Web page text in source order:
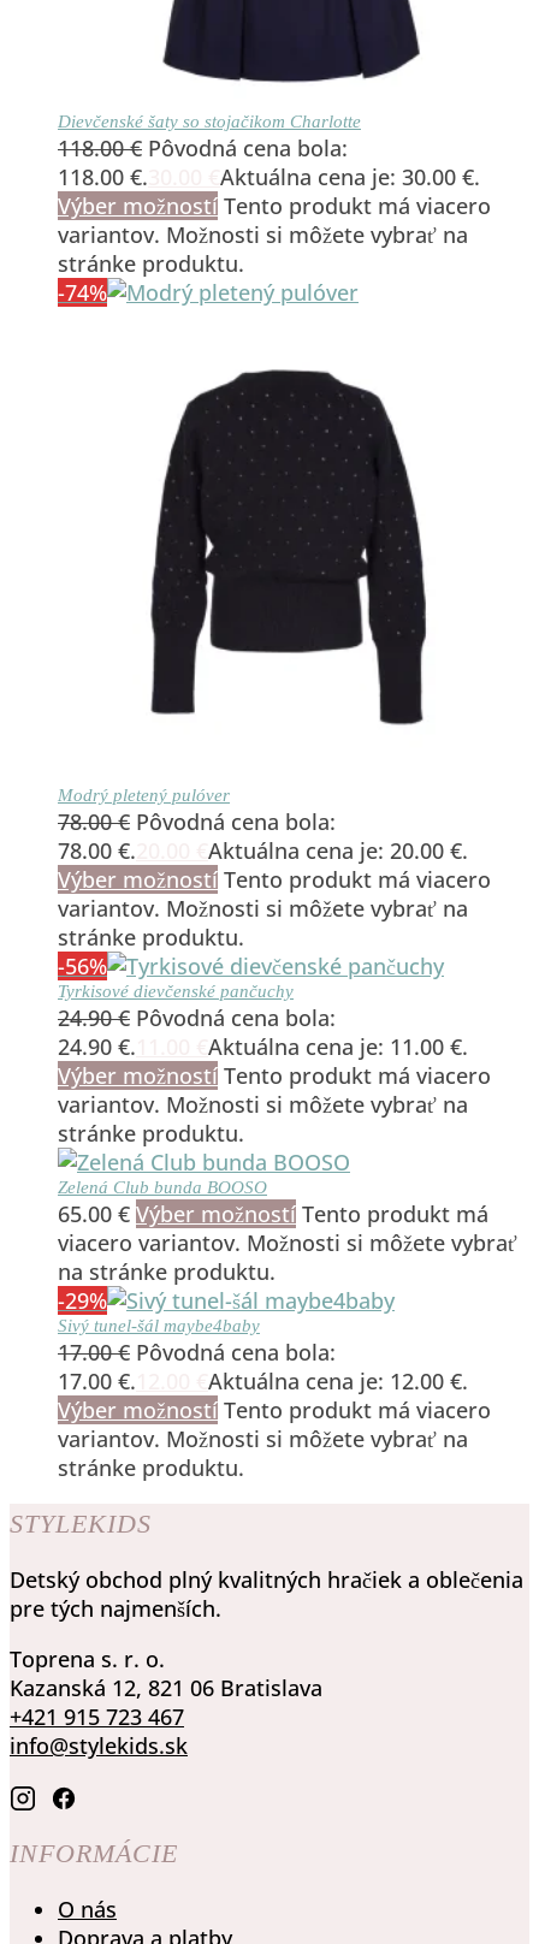
Dievčenské šaty so stojačikom Charlotte
118.00€ Pôvodná cena bola:
118.00 €.
Aktuálna cena je: 30.00 €.
Výber možností Tento produkt má viacero
variantov. Možnosti si môžete vybrať na
stránke produktu.
-74%
Modrý pletený pulóver
78.00€ Pôvodná cena bola:
78.00 €.
Aktuálna cena je: 20.00 €.
Výber možností Tento produkt má viacero
variantov. Možnosti si môžete vybrať na
stránke produktu.
-56%
Tyrkisové dievčenské pančuchy
24.90€ Pôvodná cena bola:
24.90 €.
Aktuálna cena je: 11.00 €.
Výber možností Tento produkt má viacero
variantov. Možnosti si môžete vybrať na
stránke produktu.
Zelená Club bunda BOOSO
65.00 € Výber možností Tento produkt má
viacero variantov. Možnosti si môžete vybrať
na stránke produktu.
-29%
Sivý tunel-šál maybe4baby
17.00€ Pôvodná cena bola:
17.00 €.
Aktuálna cena je: 12.00 €.
Výber možností Tento produkt má viacero
variantov. Možnosti si môžete vybrať na
stránke produktu.
STYLEKIDS
Detský obchod plný kvalitných hračiek a oblečenia
pre tých najmenších.
Toprena s. r. o.
Kazanská 12, 821 06 Bratislava
+421 915 723 467
info@stylekids.sk
INFORMÁCIE
O nás